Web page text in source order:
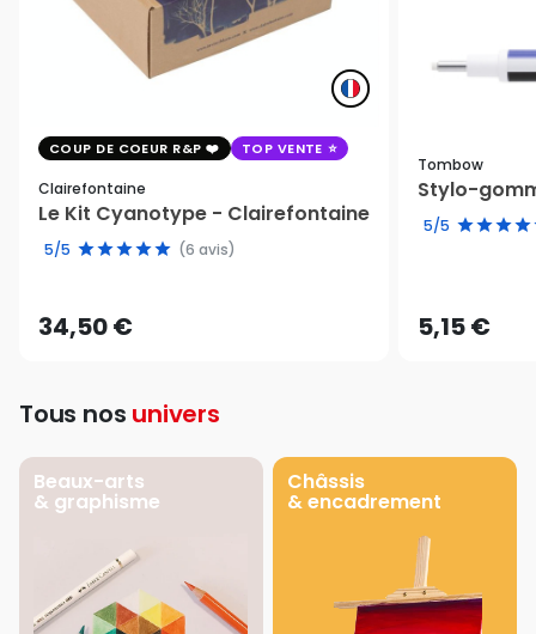
COUP DE COEUR R&P TOP VENTE
Clairefontaine
Le Kit Cyanotype - Clairefontaine
5/5 (6 avis)
34,50 €
Tombow
Stylo-
5/5
5,15 €
Tous nos univers
Beaux-arts
& graphisme
Châssis
& encadrement